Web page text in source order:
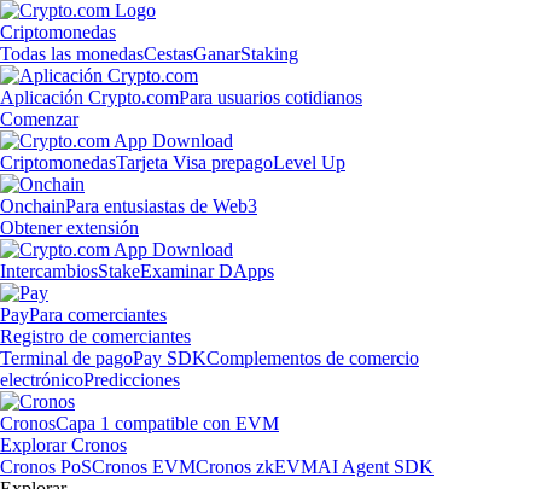
Criptomonedas
Todas las monedasCestasGanarStaking
Aplicación Crypto.comPara usuarios cotidianos
Comenzar
CriptomonedasTarjeta Visa prepagoLevel Up
OnchainPara entusiastas de Web3
Obtener extensión
IntercambiosStakeExaminar DApps
PayPara comerciantes
Registro de comerciantes
Terminal de pagoPay SDKComplementos de comercio
electrónicoPredicciones
CronosCapa 1 compatible con EVM
Explorar Cronos
Cronos PoSCronos EVMCronos zkEVMAI Agent SDK